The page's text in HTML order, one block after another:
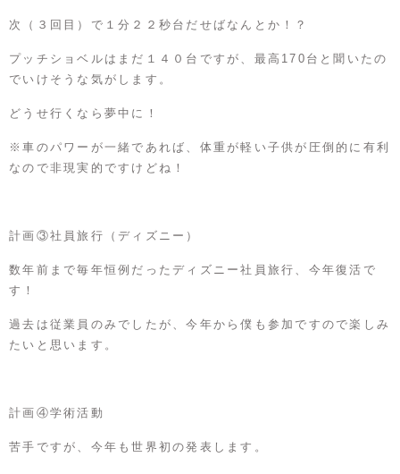
次（３回目）で１分２２秒台だせばなんとか！？
プッチショベルはまだ１４０台ですが、最高170台と聞いたの
でいけそうな気がします。
どうせ行くなら夢中に！
※車のパワーが一緒であれば、体重が軽い子供が圧倒的に有利
なので非現実的ですけどね！
計画③社員旅行（ディズニー）
数年前まで毎年恒例だったディズニー社員旅行、今年復活で
す！
過去は従業員のみでしたが、今年から僕も参加ですので楽しみ
たいと思います。
計画④学術活動
苦手ですが、今年も世界初の発表します。